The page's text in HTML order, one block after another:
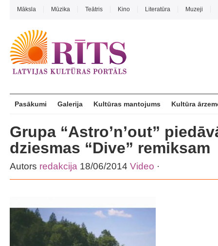
Māksla Mūzika Teātris Kino Literatūra Muzeji
Pasākumi Galerija Kultūras mantojums Kultūra
Grupa “Astro’n’out”
dziesmas “Dive” remiksam
Autors redakcija 18/06/2014 Video ·